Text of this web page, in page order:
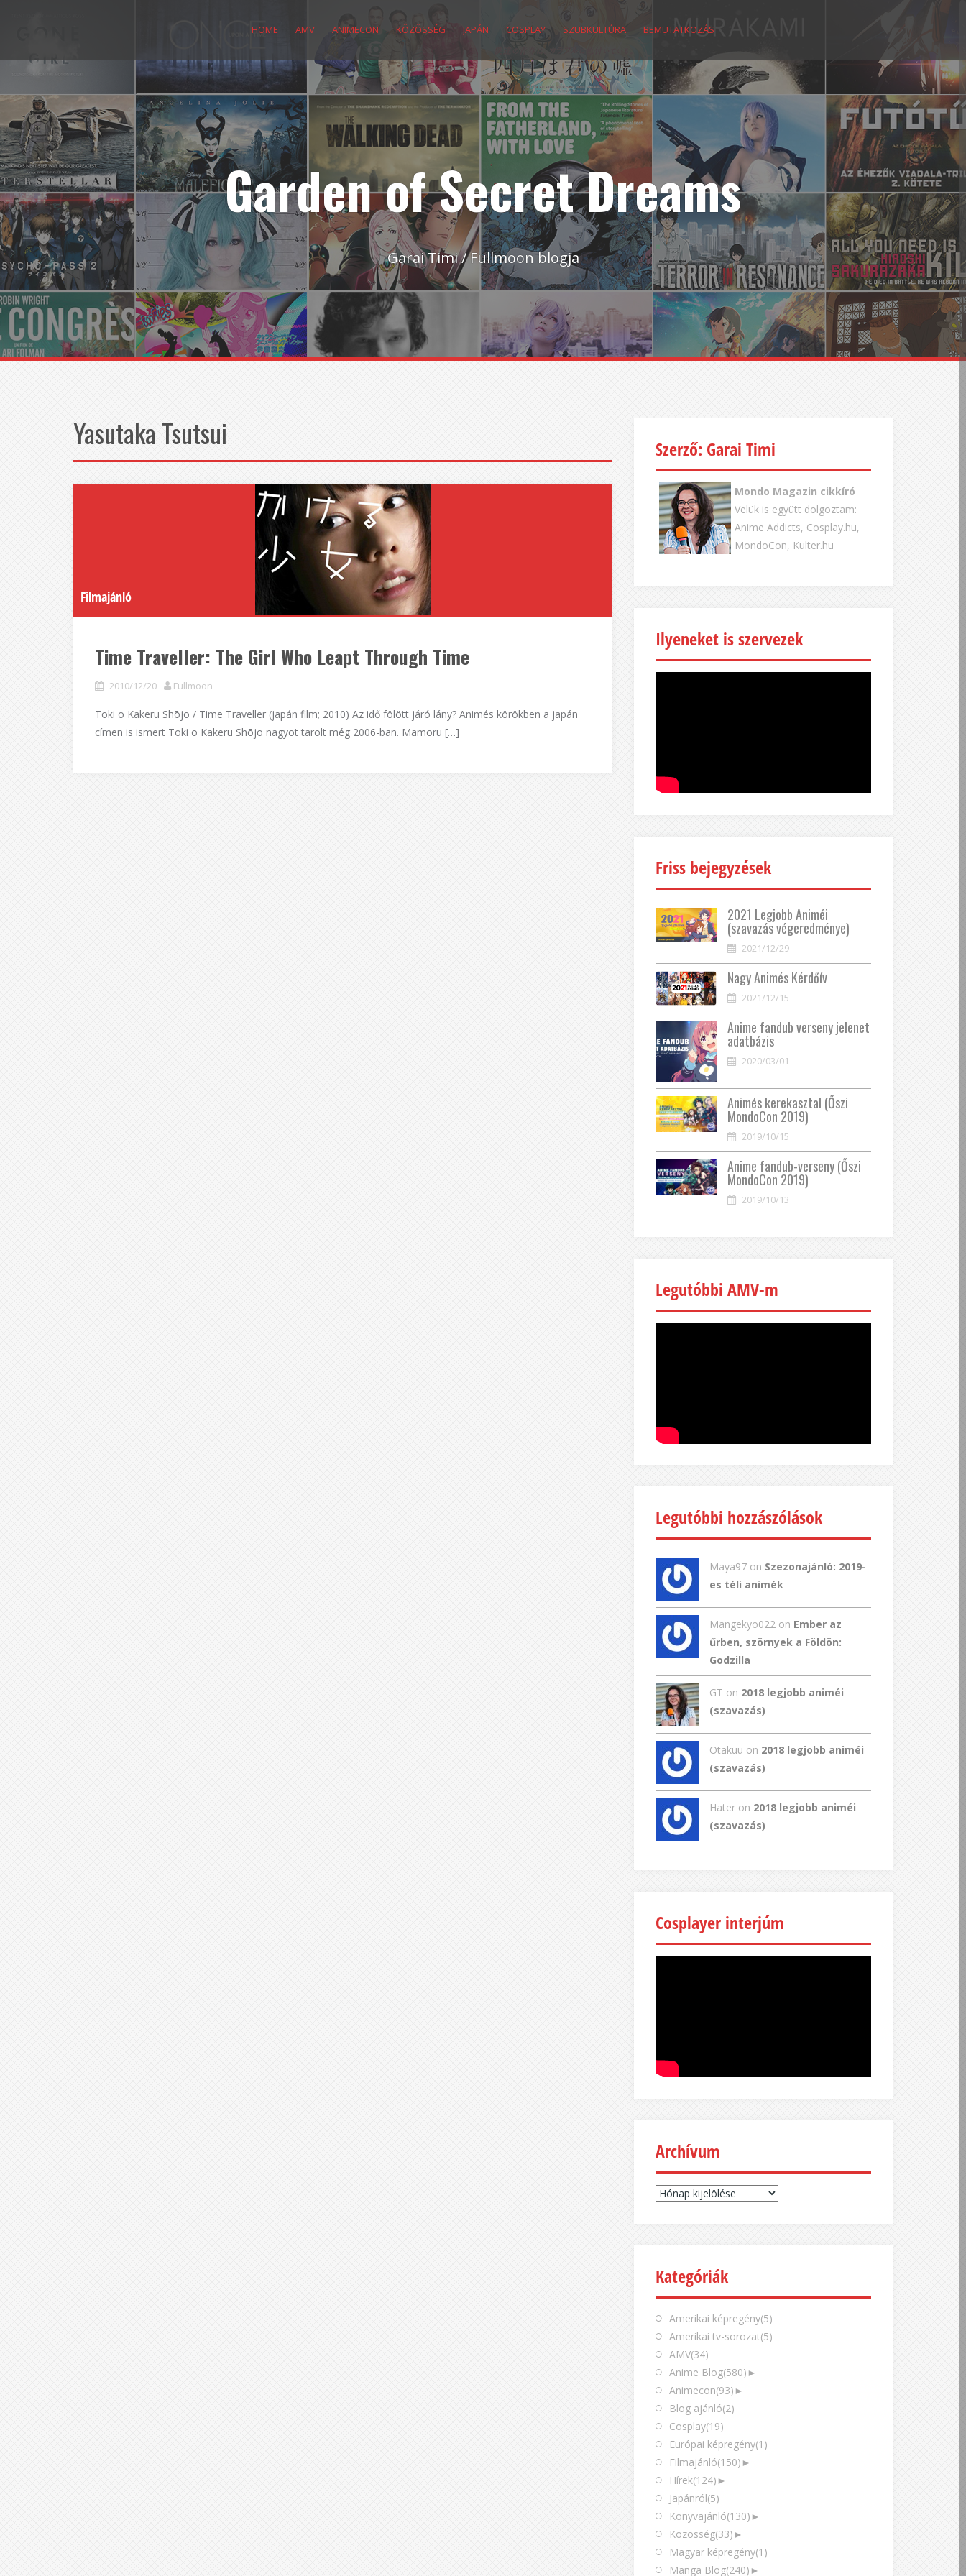
HOME AMV ANIMECON KÖZÖSSÉG JAPÁN COSPLAY SZUBKULTÚRA BEMUTATKOZÁS
Garden of Secret Dreams
Garai Timi / Fullmoon blogja
Yasutaka Tsutsui
Filmajánló
Time Traveller: The Girl Who Leapt Through Time
2010/12/20 Fullmoon
Toki o Kakeru Shōjo / Time Traveller (japán film; 2010) Az idő fölött járó lány? Animés körökben a japán
címen is ismert Toki o Kakeru Shōjo nagyot tarolt még 2006-ban. Mamoru […]
Szerző: Garai Timi
Mondo Magazin cikkíró
Velük is együtt dolgoztam:
Anime Addicts, Cosplay.hu,
MondoCon, Kulter.hu
Ilyeneket is szervezek
Friss bejegyzések
2021 Legjobb Animéi
(szavazás végeredménye)
2021/12/29
Nagy Animés Kérdőív
2021/12/15
Anime fandub verseny jelenet
adatbázis
2020/03/01
Animés kerekasztal (Őszi
MondoCon 2019)
2019/10/15
Anime fandub-verseny (Őszi
MondoCon 2019)
2019/10/13
Legutóbbi AMV-m
Legutóbbi hozzászólások
Maya97 on Szezonajánló: 2019-
es téli animék
Mangekyo022 on Ember az
űrben, szörnyek a Földön:
Godzilla
GT on 2018 legjobb animéi
(szavazás)
Otakuu on 2018 legjobb animéi
(szavazás)
Hater on 2018 legjobb animéi
(szavazás)
Cosplayer interjúm
Archívum
Archívum
Kategóriák
Amerikai képregény(5)
Amerikai tv-sorozat(5)
AMV(34)
Anime Blog(580) ►
Animecon(93) ►
Blog ajánló(2)
Cosplay(19)
Európai képregény(1)
Filmajánló(150) ►
Hírek(124) ►
Japánról(5)
Könyvajánló(130) ►
Közösség(33) ►
Magyar képregény(1)
Manga Blog(240) ►